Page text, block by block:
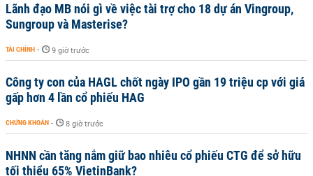
Lãnh đạo MB nói gì về việc tài trợ cho 18 dự án Vingroup,
Sungroup và Masterise?
TÀI CHÍNH - 9 giờ trước
Công ty con của HAGL chốt ngày IPO gần 19 triệu cp với giá
gấp hơn 4 lần cổ phiếu HAG
CHỨNG KHOÁN - 8 giờ trước
NHNN cần tăng nắm giữ bao nhiêu cổ phiếu CTG để sở hữu
tối thiểu 65% VietinBank?